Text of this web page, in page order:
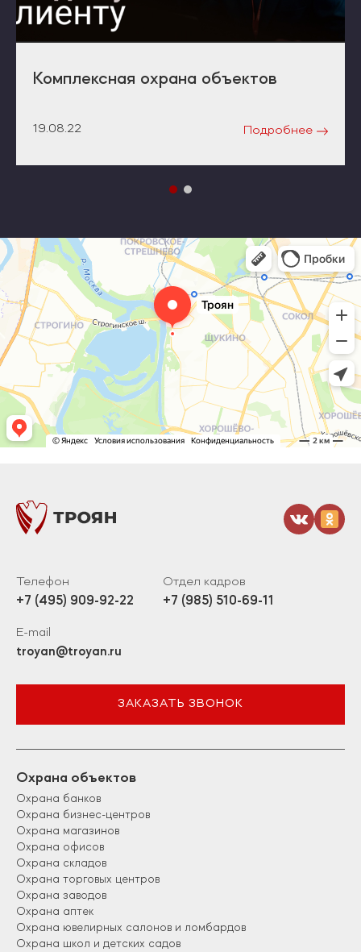
Комплексная охрана объектов
19.08.22 Подробнее
Телефон
+7 (495) 909-92-22
Отдел кадров
+7 (985) 510-69-11
E-mail
troyan@troyan.ru
ЗАКАЗАТЬ ЗВОНОК
Охрана объектов
Охрана банков
Охрана бизнес-центров
Охрана магазинов
Охрана офисов
Охрана складов
Охрана торговых центров
Охрана заводов
Охрана аптек
Охрана ювелирных салонов и ломбардов
Охрана школ и детских садов